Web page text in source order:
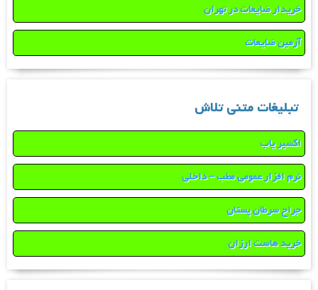
خریدار ضایعات در تهران
آرمین ضایعات
تبلیغات متنی تلاش
اکسیر یاب
نرم افزار عمومی مطب – داخلی
جراح سرطان پستان
خرید هاست ارزان